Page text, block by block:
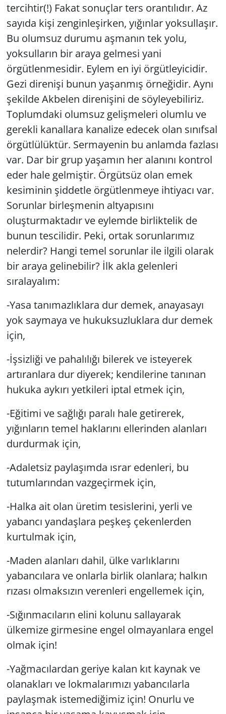
tercihtir(!) Fakat sonuçlar ters orantılıdır. Az
sayıda kişi zenginleşirken, yığınlar yoksullaşır.
Bu olumsuz durumu aşmanın tek yolu,
yoksulların bir araya gelmesi yani
örgütlenmesidir. Eylem en iyi örgütleyicidir.
Gezi direnişi bunun yaşanmış örneğidir. Aynı
şekilde Akbelen direnişini de söyleyebiliriz.
Toplumdaki olumsuz gelişmeleri olumlu ve
gerekli kanallara kanalize edecek olan sınıfsal
örgütlülüktür. Sermayenin bu anlamda fazlası
var. Dar bir grup yaşamın her alanını kontrol
eder hale gelmiştir. Örgütsüz olan emek
kesiminin şiddetle örgütlenmeye ihtiyacı var.
Sorunlar birleşmenin altyapısını
oluşturmaktadır ve eylemde birliktelik de
bunun tescilidir. Peki, ortak sorunlarımız
nelerdir? Hangi temel sorunlar ile ilgili olarak
bir araya gelinebilir? İlk akla gelenleri
sıralayalım:
-Yasa tanımazlıklara dur demek, anayasayı
yok saymaya ve hukuksuzluklara dur demek
için,
-İşsizliği ve pahalılığı bilerek ve isteyerek
artıranlara dur diyerek; kendilerine tanınan
hukuka aykırı yetkileri iptal etmek için,
-Eğitimi ve sağlığı paralı hale getirerek,
yığınların temel haklarını ellerinden alanları
durdurmak için,
-Adaletsiz paylaşımda ısrar edenleri, bu
tutumlarından vazgeçirmek için,
-Halka ait olan üretim tesislerini, yerli ve
yabancı yandaşlara peşkeş çekenlerden
kurtulmak için,
-Maden alanları dahil, ülke varlıklarını
yabancılara ve onlarla birlik olanlara; halkın
rızası olmaksızın verenleri engellemek için,
-Sığınmacıların elini kolunu sallayarak
ülkemize girmesine engel olmayanlara engel
olmak için!
-Yağmacılardan geriye kalan kıt kaynak ve
olanakları ve lokmalarımızı yabancılarla
paylaşmak istemediğimiz için! Onurlu ve